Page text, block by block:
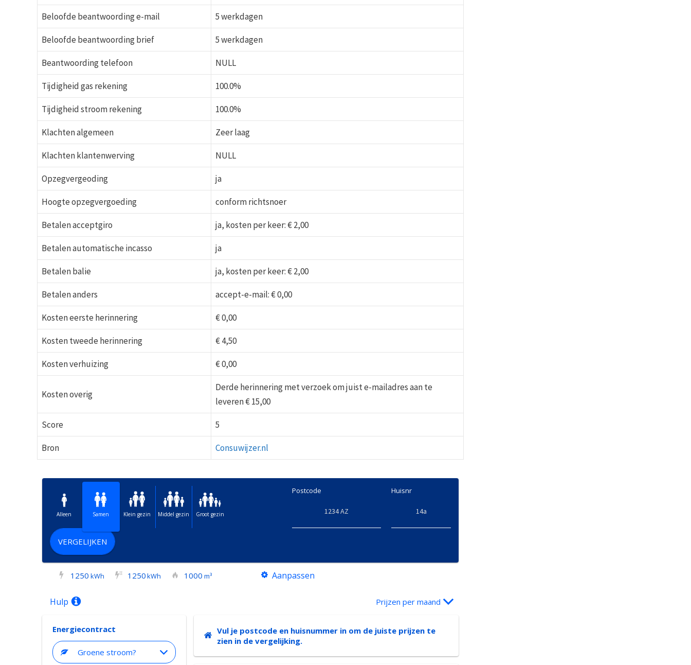
Beloofde beantwoording e-mail 5 werkdagen
Beloofde beantwoording brief 5 werkdagen
Beantwoording telefoon NULL
Tijdigheid gas rekening 100.0%
Tijdigheid stroom rekening 100.0%
Klachten algemeen Zeer laag
Klachten klantenwerving NULL
Opzegvergeoding ja
Hoogte opzegvergoeding conform richtsnoer
Betalen acceptgiro ja, kosten per keer: € 2,00
Betalen automatische incasso ja
Betalen balie ja, kosten per keer: € 2,00
Betalen anders accept-e-mail: € 0,00
Kosten eerste herinnering € 0,00
Kosten tweede herinnering € 4,50
Kosten verhuizing € 0,00
Kosten overig
Derde herinnering met verzoek om juist e-mailadres aan te
leveren € 15,00
Score 5
Bron Consuwijzer.nl
Alleen Samen Klein gezin Middel gezin Groot gezin
Postcode Huisnr
VERGELIJKEN
1250 kWh II 1250kWh 1000 m³ Aanpassen
Hulp Prijzen per maand
Energiecontract
Groene stroom?
Vul je postcode en huisnummer in om de juiste prijzen te
zien in de vergelijking.